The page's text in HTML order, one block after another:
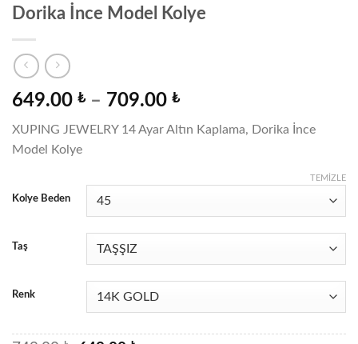
Dorika İnce Model Kolye
649.00 ₺ – 709.00 ₺Fiyat
649.00 ₺
XUPING JEWELRY 14 Ayar Altın Kaplama, Dorika İnce
Model Kolye
Kolye Beden
Taş
Renk
TEMIZLE